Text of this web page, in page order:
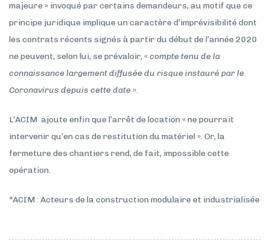
majeure » invoqué par certains demandeurs, au motif que ce
principe juridique implique un caractère d’imprévisibilité dont
les contrats récents signés à partir du début de l’année 2020
ne peuvent, selon lui, se prévaloir, «compte tenu de la
connaissance largement diffusée du risque instauré par le
Coronavirus depuis cette date ».
L’ACIM ajoute enfin que l’arrêt de location « ne pourrait
intervenir qu’en cas de restitution du matériel ». Or, la
fermeture des chantiers rend, de fait, impossible cette
opération.
*ACIM : Acteurs de la construction modulaire et industrialisée